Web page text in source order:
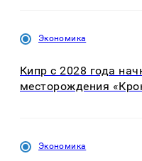
Экономика
Кипр с 2028 года
месторождения
Экономика